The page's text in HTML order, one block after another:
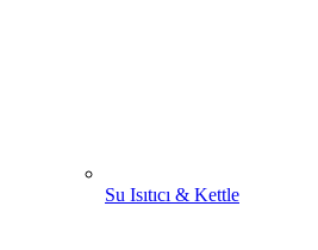
Su Isıtıcı & Kettle